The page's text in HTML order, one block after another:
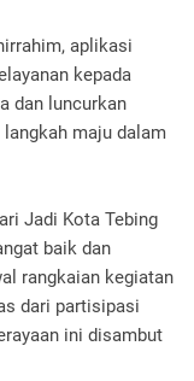
aplikasi
kepada
dan luncurkan
maju dalam
Jadi Kota Tebing
baik dan
rangkaian kegiatan
dari partisipasi
ini disambut